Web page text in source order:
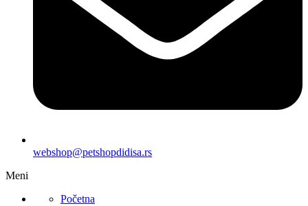
webshop@petshopdidisa.rs
Meni
Početna